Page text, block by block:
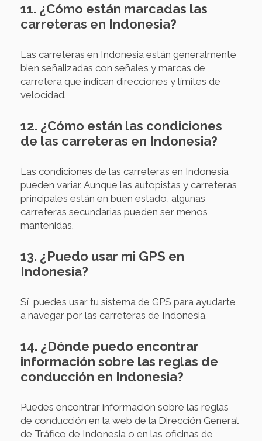
11. ¿Cómo están marcadas las
carreteras en Indonesia?
Las carreteras en Indonesia están generalmente
bien señalizadas con señales y marcas de
carretera que indican direcciones y límites de
velocidad.
12. ¿Cómo están las condiciones
de las carreteras en Indonesia?
Las condiciones de las carreteras en Indonesia
pueden variar. Aunque las autopistas y carreteras
principales están en buen estado, algunas
carreteras secundarias pueden ser menos
mantenidas.
13. ¿Puedo usar mi GPS en
Indonesia?
Sí, puedes usar tu sistema de GPS para ayudarte
a navegar por las carreteras de Indonesia.
14. ¿Dónde puedo encontrar
información sobre las reglas de
conducción en Indonesia?
Puedes encontrar información sobre las reglas
de conducción en la web de la Dirección General
de Tráfico de Indonesia o en las oficinas de